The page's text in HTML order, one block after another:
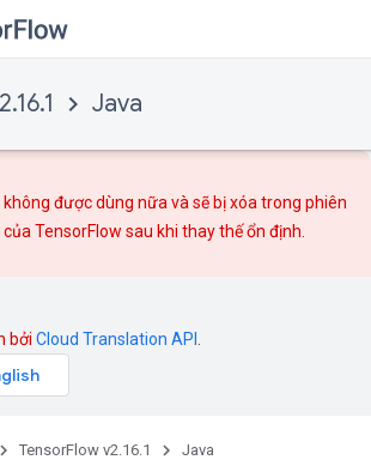
Java
không được dùng nữa và sẽ bị xóa trong phiên
TensorFlow sau khi thay thếổn định.
bởi Cloud Translation API
TensorFlow v2.16.1 Java